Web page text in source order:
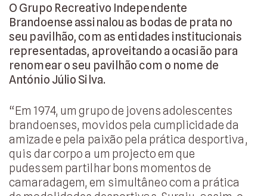
O Grupo Recreativo Independente
Brandoense assinalou as bodas de prata no
seu pavilhão, com as entidades institucionais
representadas, aproveitando a ocasião para
renomear o seu pavilhão com o nome de
António Júlio Silva.
“Em 1974, um grupo de jovens adolescentes
brandoenses, movidos pela cumplicidade da
amizade e pela paixão pela prática desportiva,
quis dar corpo a um projecto em que
pudessem partilhar bons momentos de
camaradagem, em simultâneo com a prática